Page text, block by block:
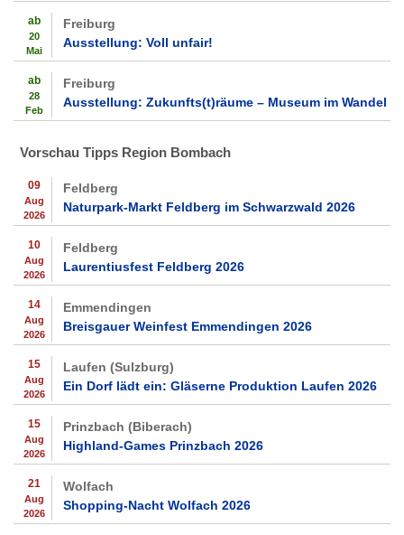
ab
20
Mai
Freiburg
Ausstellung: Voll unfair!
ab
28
Feb
Freiburg
Ausstellung: Zukunfts(t)räume – Museum im Wandel
Vorschau Tipps Region Bombach
09
Aug
2026
Feldberg
Naturpark-Markt Feldberg im Schwarzwald 2026
10
Aug
2026
Feldberg
Laurentiusfest Feldberg 2026
14
Aug
2026
Emmendingen
Breisgauer Weinfest Emmendingen 2026
15
Aug
2026
Laufen (Sulzburg)
Ein Dorf lädt ein: Gläserne Produktion Laufen 2026
15
Aug
2026
Prinzbach (Biberach)
Highland-Games Prinzbach 2026
21
Aug
2026
Wolfach
Shopping-Nacht Wolfach 2026